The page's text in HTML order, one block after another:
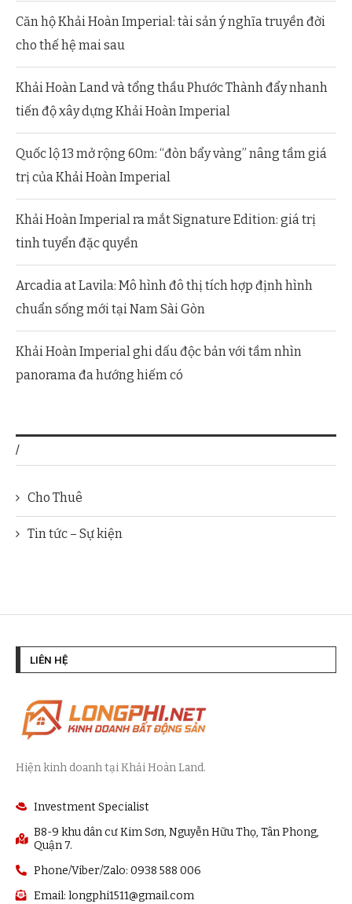
Căn hộ Khải Hoàn Imperial: tài sản ý nghĩa truyền đời
cho thế hệ mai sau
Khải Hoàn Land và tổng thầu Phước Thành đẩy nhanh
tiến độ xây dựng Khải Hoàn Imperial
Quốc lộ 13 mở rộng 60m: “đòn bẩy vàng” nâng tầm giá
trị của Khải Hoàn Imperial
Khải Hoàn Imperial ra mắt Signature Edition: giá trị
tinh tuyển đặc quyền
Arcadia at Lavila: Mô hình đô thị tích hợp định hình
chuẩn sống mới tại Nam Sài Gòn
Khải Hoàn Imperial ghi dấu độc bản với tầm nhìn
panorama đa hướng hiếm có
/
Cho Thuê
Tin tức – Sự kiện
LIÊN HỆ
Hiện kinh doanh tại Khải Hoàn Land.
Investment Specialist
B8-9 khu dân cư Kim Sơn, Nguyễn Hữu Thọ, Tân Phong,
Quận 7.
Phone/Viber/Zalo: 0938 588 006
Email: longphi1511@gmail.com